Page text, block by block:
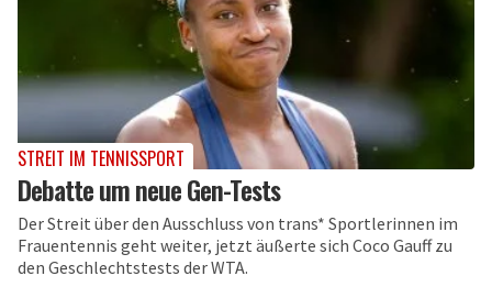
STREIT IM TENNISSPORT
Debatte um neue Gen-Tests
Der Streit über den Ausschluss von trans* Sportlerinnen im
Frauentennis geht weiter, jetzt äußerte sich Coco Gauff zu
den Geschlechtstests der WTA.